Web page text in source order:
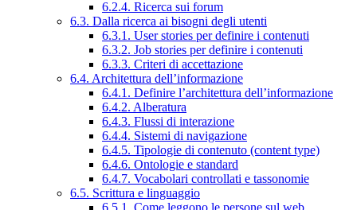
6.2.4. Ricerca sui forum
6.3. Dalla ricerca ai bisogni degli utenti
6.3.1. User stories per definire i contenuti
6.3.2. Job stories per definire i contenuti
6.3.3. Criteri di accettazione
6.4. Architettura dell’informazione
6.4.1. Definire l’architettura dell’informazione
6.4.2. Alberatura
6.4.3. Flussi di interazione
6.4.4. Sistemi di navigazione
6.4.5. Tipologie di contenuto (content type)
6.4.6. Ontologie e standard
6.4.7. Vocabolari controllati e tassonomie
6.5. Scrittura e linguaggio
6.5.1. Come leggono le persone sul web